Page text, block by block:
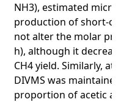
NH3), estimated
production of short-
not alter the molar
h), although it
CH4 yield. Similarly,
DIVMS was
proportion of acetic